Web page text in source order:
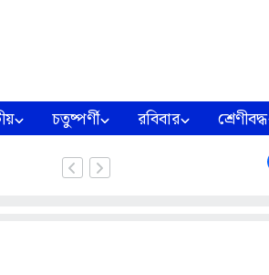
চতুষ্পর্ণী রবিবার শ্রেণীবদ্ধ